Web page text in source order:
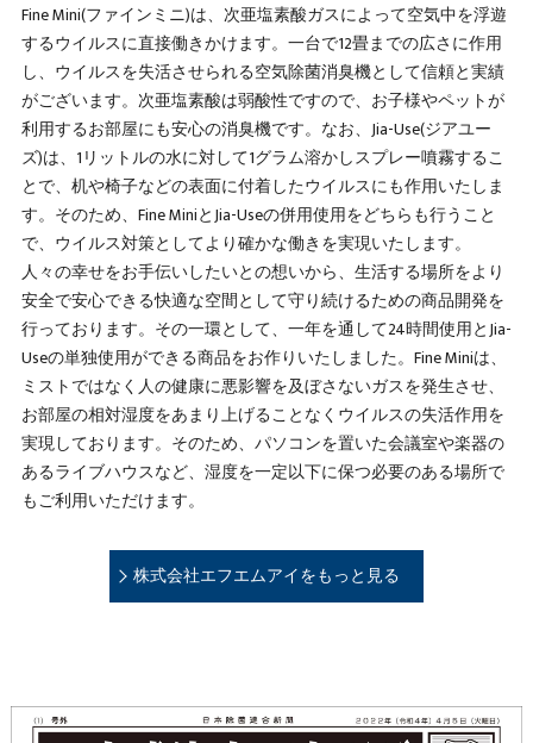
Fine Mini(ファインミニ)は、次亜塩素酸ガスによって空気中を浮遊
するウイルスに直接働きかけます。一台で12畳までの広さに作用
し、ウイルスを失活させられる空気除菌消臭機として信頼と実績
がございます。次亜塩素酸は弱酸性ですので、お子様やペットが
利用するお部屋にも安心の消臭機です。なお、Jia-Use(ジアユー
ズ)は、1リットルの水に対して1グラム溶かしスプレー噴霧するこ
とで、机や椅子などの表面に付着したウイルスにも作用いたしま
す。そのため、Fine MiniとJia-Useの併用使用をどちらも行うこと
で、ウイルス対策としてより確かな働きを実現いたします。
人々の幸せをお手伝いしたいとの想いから、生活する場所をより
安全で安心できる快適な空間として守り続けるための商品開発を
行っております。その一環として、一年を通して24時間使用とJia-
Useの単独使用ができる商品をお作りいたしました。Fine Miniは、
ミストではなく人の健康に悪影響を及ぼさないガスを発生させ、
お部屋の相対湿度をあまり上げることなくウイルスの失活作用を
実現しております。そのため、パソコンを置いた会議室や楽器の
あるライブハウスなど、湿度を一定以下に保つ必要のある場所で
もご利用いただけます。
株式会社エフエムアイをもっと見る